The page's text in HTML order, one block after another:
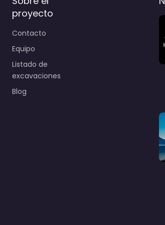
proyecto
Contacto
Equipo
Listado de
excavaciones
Blog